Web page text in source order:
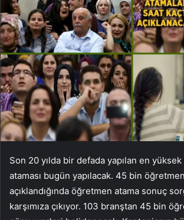
Son 20 yılda bir defada yapılan en
ataması bugün yapılacak. 45 bin
açıklandığında öğretmen atama sonuç
karşımıza çıkıyor. 103 branştan 45 bin